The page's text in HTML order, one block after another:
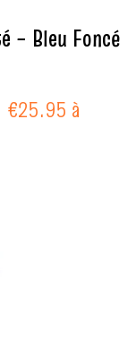
– Bleu Foncé
€25.95 à